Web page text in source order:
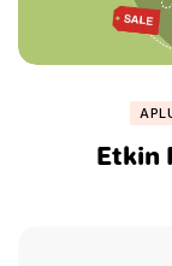
Etkin